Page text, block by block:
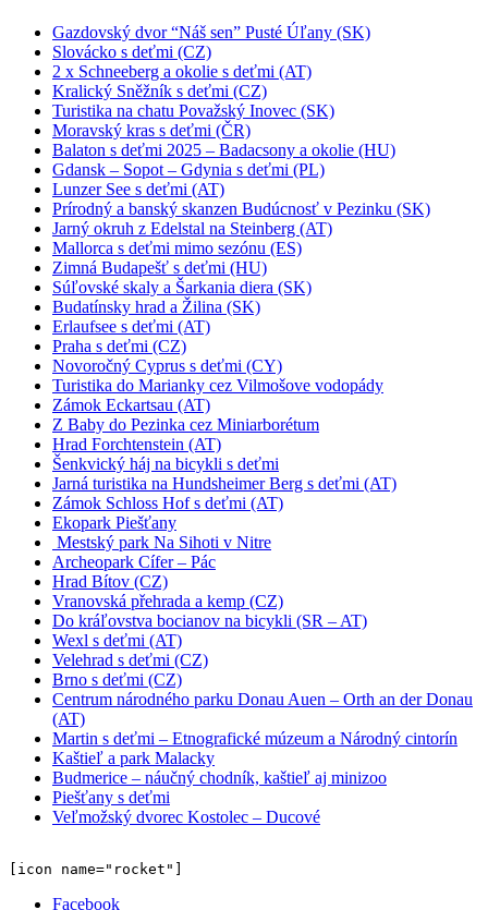
Gazdovský dvor “Náš sen” Pusté Úľany (SK)
Slovácko s deťmi (CZ)
2 x Schneeberg a okolie s deťmi (AT)
Kralický Sněžník s deťmi (CZ)
Turistika na chatu Považský Inovec (SK)
Moravský kras s deťmi (ČR)
Balaton s deťmi 2025 – Badacsony a okolie (HU)
Gdansk – Sopot – Gdynia s deťmi (PL)
Lunzer See s deťmi (AT)
Prírodný a banský skanzen Budúcnosť v Pezinku (SK)
Jarný okruh z Edelstal na Steinberg (AT)
Mallorca s deťmi mimo sezónu (ES)
Zimná Budapešť s deťmi (HU)
Súľovské skaly a Šarkania diera (SK)
Budatínsky hrad a Žilina (SK)
Erlaufsee s deťmi (AT)
Praha s deťmi (CZ)
Novoročný Cyprus s deťmi (CY)
Turistika do Marianky cez Vilmošove vodopády
Zámok Eckartsau (AT)
Z Baby do Pezinka cez Miniarborétum
Hrad Forchtenstein (AT)
Šenkvický háj na bicykli s deťmi
Jarná turistika na Hundsheimer Berg s deťmi (AT)
Zámok Schloss Hof s deťmi (AT)
Ekopark Piešťany
Mestský park Na Sihoti v Nitre
Archeopark Cífer – Pác
Hrad Bítov (CZ)
Vranovská přehrada a kemp (CZ)
Do kráľovstva bocianov na bicykli (SR – AT)
Wexl s deťmi (AT)
Velehrad s deťmi (CZ)
Brno s deťmi (CZ)
Centrum národného parku Donau Auen – Orth an der Donau
(AT)
Martin s deťmi – Etnografické múzeum a Národný cintorín
Kaštieľ a park Malacky
Budmerice – náučný chodník, kaštieľ aj minizoo
Piešťany s deťmi
Veľmožský dvorec Kostolec – Ducové
[icon name="rocket"]
Facebook